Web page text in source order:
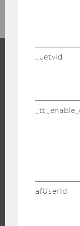
BACHELOR
INFORMATIONEN
INTERNATIONALE
ANGEBOTE FÜR
_uetvid
afUserId